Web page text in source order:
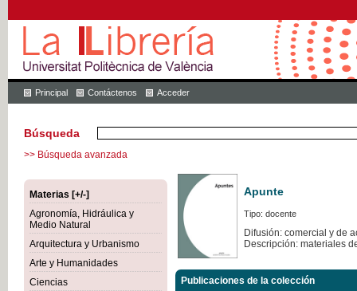
Principal Contáctenos Acceder
Búsqueda
>> Búsqueda avanzada
Materias [+/-]
Agronomía, Hidráulica y
Medio Natural
Arquitectura y Urbanismo
Arte y Humanidades
Ciencias
Apunte
Tipo: docente
Difusión: comercial y de
Descripción: materiales
Publicaciones de la colección